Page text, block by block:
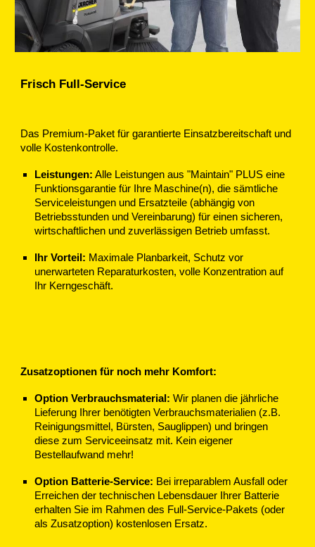
Frisch Full-Service
Das Premium-Paket für garantierte Einsatzbereitschaft und
volle Kostenkontrolle.
Leistungen: Alle Leistungen aus "Maintain" PLUS eine
Funktionsgarantie für Ihre Maschine(n), die sämtliche
Serviceleistungen und Ersatzteile (abhängig von
Betriebsstunden und Vereinbarung) für einen sicheren,
wirtschaftlichen und zuverlässigen Betrieb umfasst.
Ihr Vorteil: Maximale Planbarkeit, Schutz vor
unerwarteten Reparaturkosten, volle Konzentration auf
Ihr Kerngeschäft.
Zusatzoptionen für noch mehr Komfort:
Option Verbrauchsmaterial: Wir planen die jährliche
Lieferung Ihrer benötigten Verbrauchsmaterialien (z.B.
Reinigungsmittel, Bürsten, Sauglippen) und bringen
diese zum Serviceeinsatz mit. Kein eigener
Bestellaufwand mehr!
Option Batterie-Service: Bei irreparablem Ausfall oder
Erreichen der technischen Lebensdauer Ihrer Batterie
erhalten Sie im Rahmen des Full-Service-Pakets (oder
als Zusatzoption) kostenlosen Ersatz.